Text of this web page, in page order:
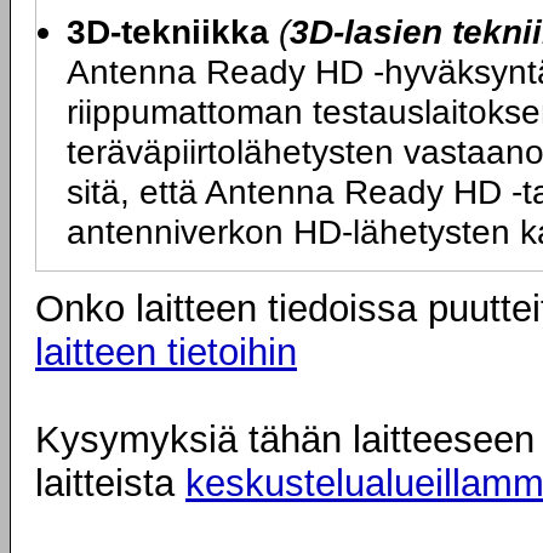
3D-tekniikka (3D-lasien
Antenna Ready HD -
riippumattoman
teräväpiirtolähetysten
sitä, että Antenna Ready HD -
antenniverkon HD-lähetysten
Onko laitteen tiedoissa
laitteen tietoihin
Kysymyksiä tähän
laitteista